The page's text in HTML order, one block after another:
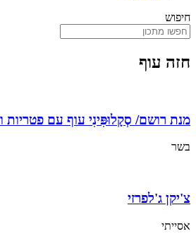
חיפוש
חזה עוף
מנת רושם/ סְקָלוּפִּינִי עוף עם פטריות
בשר
צ'יקן ג'לפרזי
אסייתי